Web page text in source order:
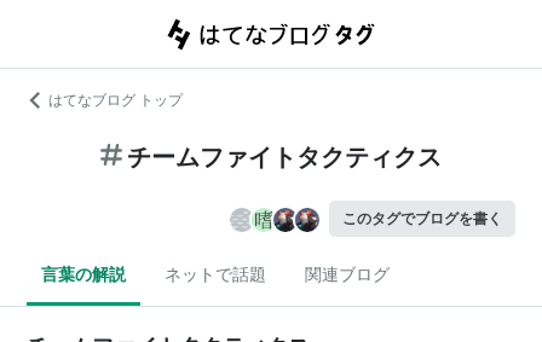
はてなブログ トップ
チームファイトタクティクス
このタグでブログを書く
言葉の解説 ネットで話題 関連ブログ